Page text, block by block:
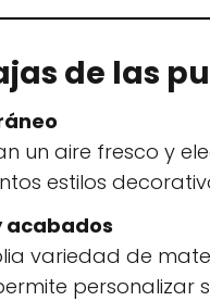
de las
un aire fresco y
estilos
acabados
variedad de
personalizar